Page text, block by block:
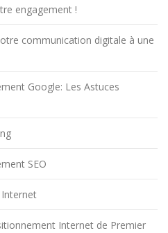
engagement !
communication digitale à une
Google: Les Astuces
SEO
Internet de Premier